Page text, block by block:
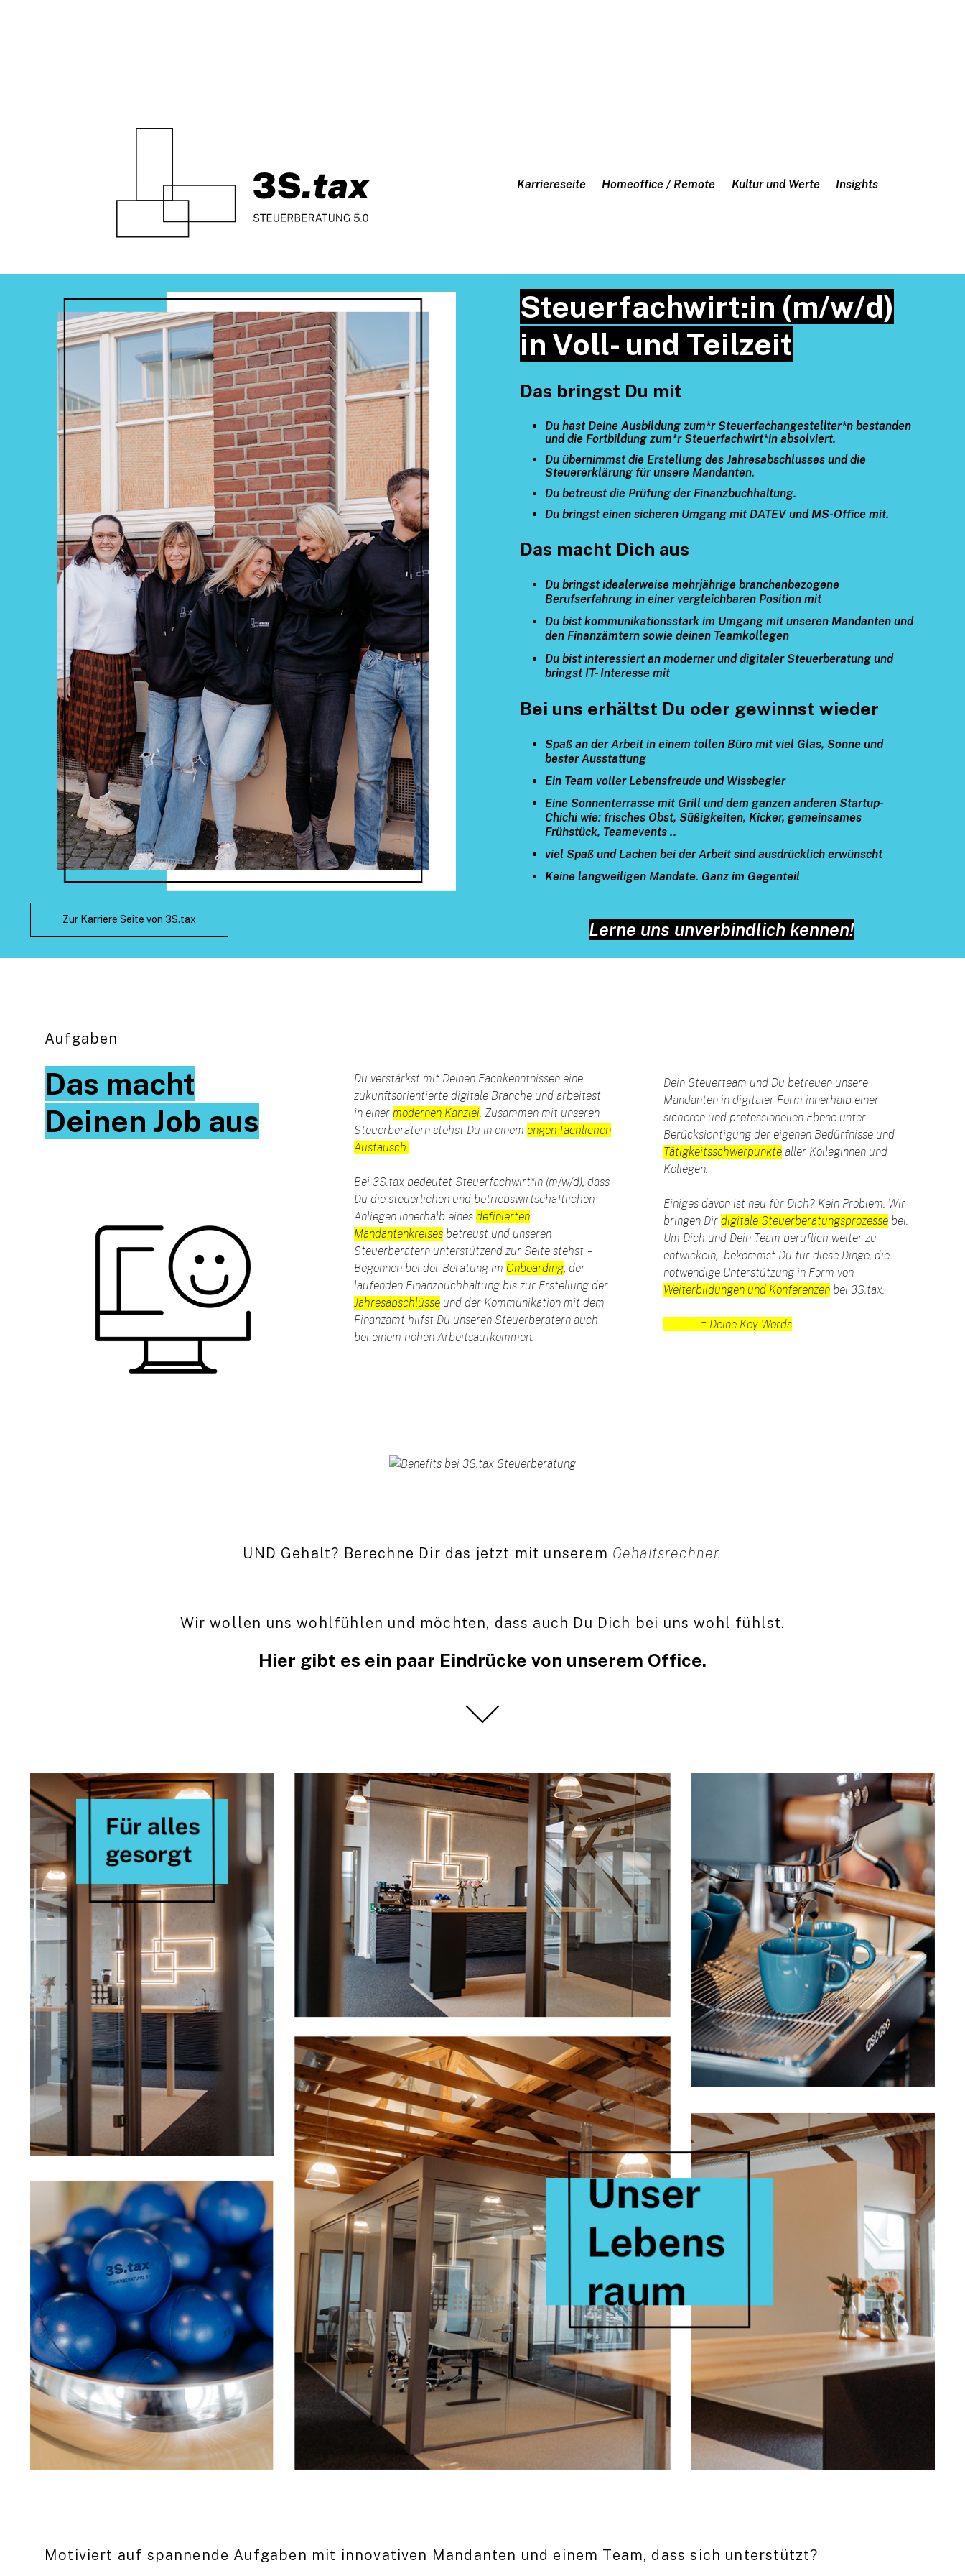
Karriereseite Homeoffice / Remote Kultur und Werte Insights
Zur Karriere Seite von 3S.tax
Steuerfachwirt:in (m/w/d)
in Voll- und Teilzeit
Das bringst Du mit
Du hast Deine Ausbildung zum*r Steuerfachangestellter*n bestanden
und die Fortbildung zum*r Steuerfachwirt*in absolviert.
Du übernimmst die Erstellung des Jahresabschlusses und die
Steuererklärung für unsere Mandanten.
Du betreust die Prüfung der Finanzbuchhaltung.
Du bringst einen sicheren Umgang mit DATEV und MS-Office mit.
Das macht Dich aus
Du bringst idealerweise mehrjährige branchenbezogene
Berufserfahrung in einer vergleichbaren Position mit
Du bist kommunikationsstark im Umgang mit unseren Mandanten und
den Finanzämtern sowie deinen Teamkollegen
Du bist interessiert an moderner und digitaler Steuerberatung und
bringst IT- Interesse mit
Bei uns erhältst Du oder gewinnst wieder
Spaß an der Arbeit in einem tollen Büro mit viel Glas, Sonne und
bester Ausstattung
Ein Team voller Lebensfreude und Wissbegier
Eine Sonnenterrasse mit Grill und dem ganzen anderen Startup-
Chichi wie: frisches Obst, Süßigkeiten, Kicker, gemeinsames
Frühstück, Teamevents ..
viel Spaß und Lachen bei der Arbeit sind ausdrücklich erwünscht
Keine langweiligen Mandate. Ganz im Gegenteil
Lerne uns unverbindlich kennen!
Aufgaben
Das macht
Deinen Job aus
Du verstärkst mit Deinen Fachkenntnissen eine
zukunftsorientierte digitale Branche und arbeitest
in einer modernen Kanzlei. Zusammen mit unseren
Steuerberatern stehst Du in einem engen fachlichen
Austausch.
Bei 3S.tax bedeutet Steuerfachwirt*in (m/w/d), dass
Du die steuerlichen und betriebswirtschaftlichen
Anliegen innerhalb eines definierten
Mandantenkreisesbetreust und unseren
Steuerberatern unterstützend zur Seite stehst –
Begonnen bei der Beratung im Onboarding, der
laufenden Finanzbuchhaltung bis zur Erstellung der
Jahresabschlüsseund der Kommunikation mit dem
Finanzamt hilfst Du unseren Steuerberatern auch
bei einem hohen Arbeitsaufkommen.
Dein Steuerteam und Du betreuen unsere
Mandanten in digitaler Form innerhalb einer
sicheren und professionellen Ebene unter
Berücksichtigung der eigenen Bedürfnisse und
Tätigkeitsschwerpunktealler Kolleginnen und
Kollegen.
Einiges davon ist neu für Dich? Kein Problem. Wir
bringen Dir digitale Steuerberatungsprozessebei.
Um Dich und Dein Team beruflich weiter zu
entwickeln, bekommst Du für diese Dinge, die
notwendige Unterstützung in Form von
Weiterbildungen und Konferenzenbei 3S.tax.
= Deine Key Words
UND Gehalt? Berechne Dir das jetzt mit unserem Gehaltsrechner.
Wir wollen uns wohlfühlen und möchten, dass auch Du Dich bei uns wohl fühlst.
Hier gibt es ein paar Eindrücke von unserem Office.
Motiviert auf spannende Aufgaben mit innovativen Mandanten und einem Team, dass sich unterstützt?